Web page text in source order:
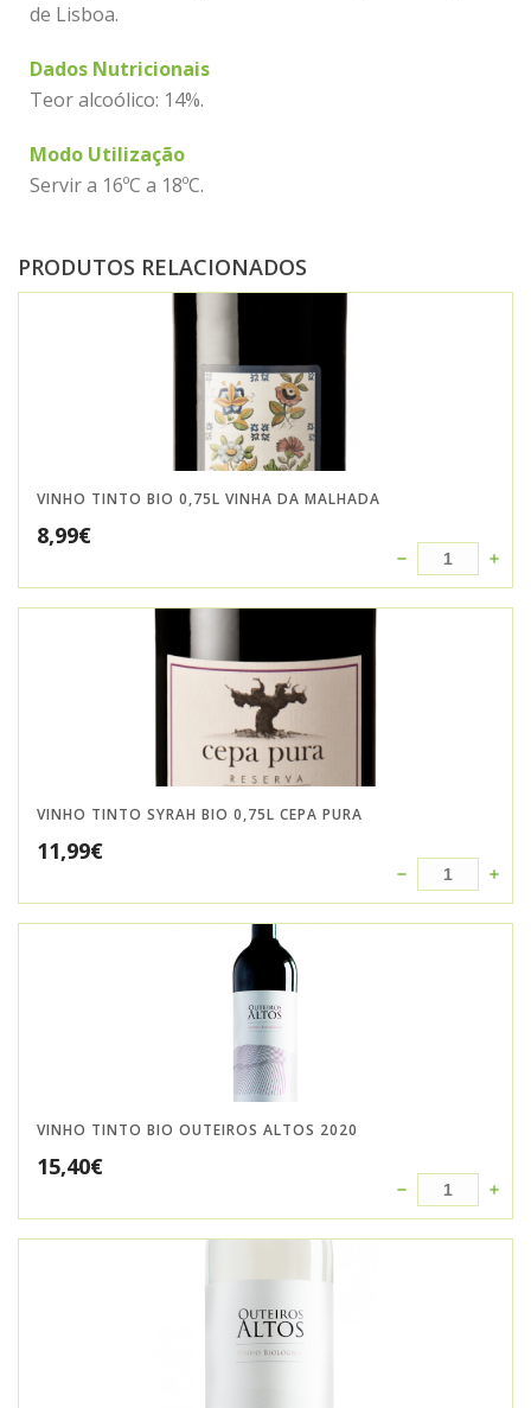
de Lisboa.
Dados Nutricionais
Teor alcoólico: 14%.
Modo Utilização
Servir a 16ºC a 18ºC.
PRODUTOS RELACIONADOS
VINHO TINTO BIO 0,75L VINHA DA MALHADA
8,99€
VINHO TINTO SYRAH BIO 0,75L CEPA PURA
11,99€
VINHO TINTO BIO OUTEIROS ALTOS 2020
15,40€